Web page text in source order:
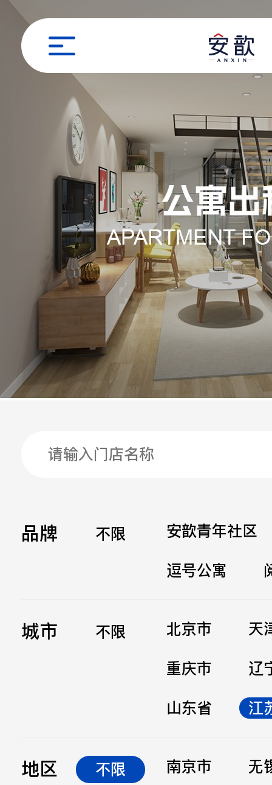
品牌 不限
安歆青年社区
逗号公寓
城市 不限 北京市
天
重庆市
辽
山东省
江
地区 不限 南京市
无
职位申请
姓名
手机
公司
邮箱
留言
立即提交